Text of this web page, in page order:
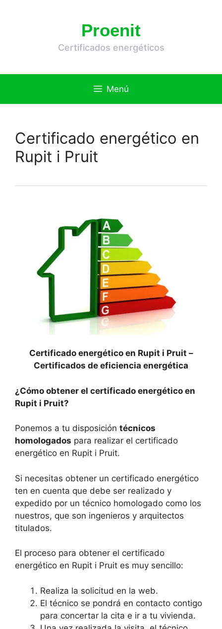
Proenit
Certificados energéticos
Menú
Certificado energético en
Rupit i Pruit
Certificado energético en Rupit i Pruit –
Certificados de eficiencia energética
¿Cómo obtener el certificado energético en
Rupit i Pruit?
Ponemos a tu disposición técnicos
homologados para realizar el certificado
energético en Rupit i Pruit.
Si necesitas obtener un certificado energético
ten en cuenta que debe ser realizado y
expedido por un técnico homologado como los
nuestros, que son ingenieros y arquitectos
titulados.
El proceso para obtener el certificado
energético en Rupit i Pruit es muy sencillo:
Realiza la solicitud en la web.
El técnico se pondrá en contacto contigo
para concertar la cita e ir a tu vivienda.